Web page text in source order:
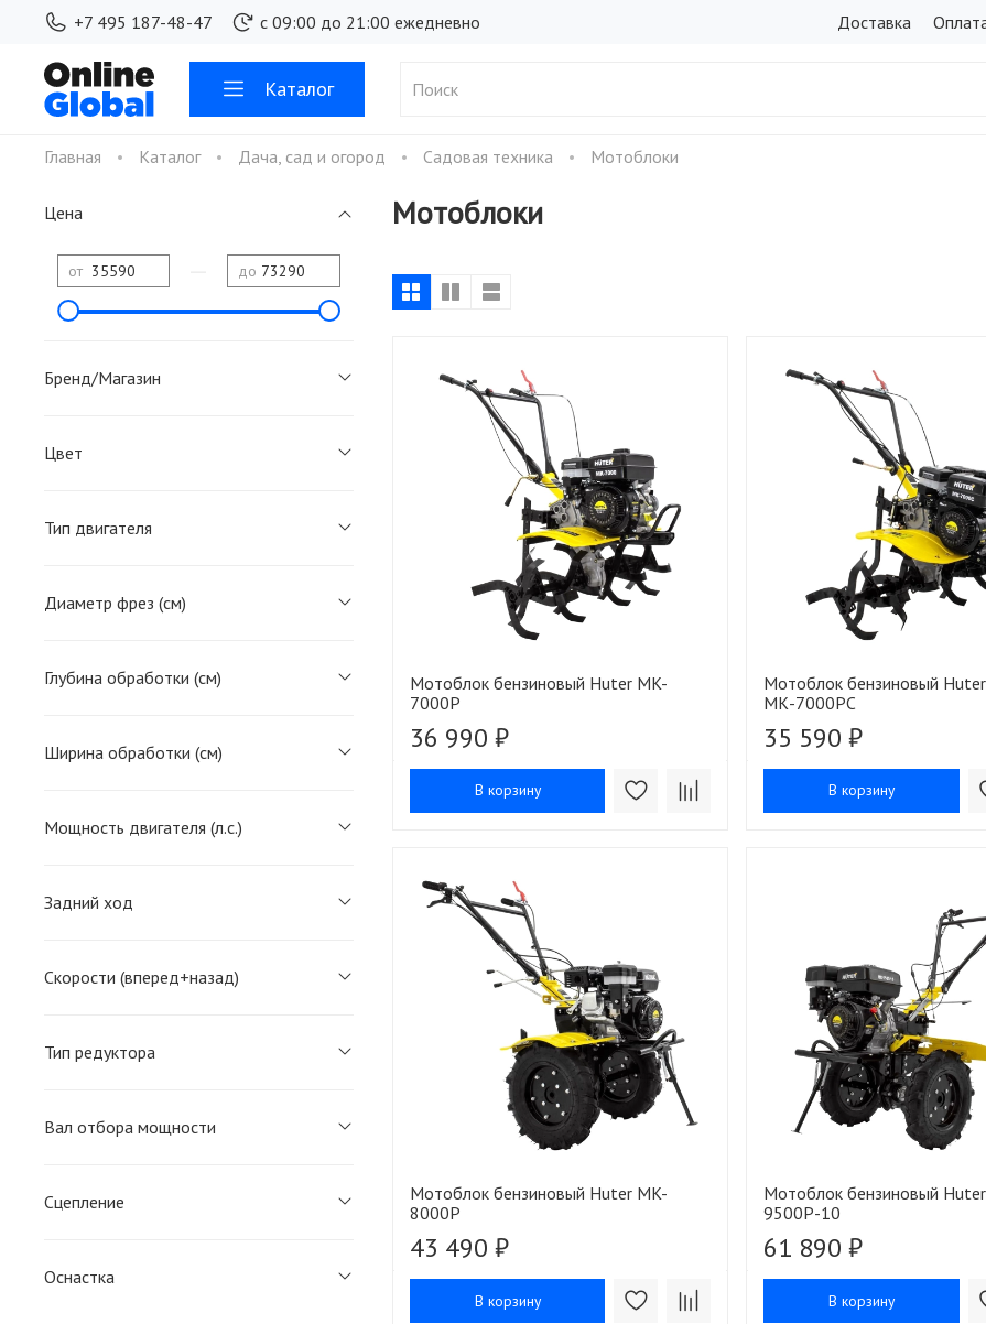
+7 495 187-48-47 с 09:00 до 21:00 ежедневно Доставка
Каталог
Главная Каталог Дача, сад и огород Садовая техника Мотоблоки
Мотоблоки
Мотоблок бензиновый Huter MK-
7000P
36 990 ₽
В корзину
Мотоблок бензиновый Huter
МК-7000PС
35 590 ₽
В корзину
Мотоблок бензиновый Huter MK-
8000P
43 490 ₽
В корзину
Мотоблок бензиновый
9500P-10
61 890 ₽
В корзину
Цена
от до
Бренд/Магазин
Цвет
Тип двигателя
Диаметр фрез (см)
Глубина обработки (см)
Ширина обработки (см)
Мощность двигателя (л.с.)
Задний ход
Скорости (вперед+назад)
Тип редуктора
Вал отбора мощности
Сцепление
Оснастка